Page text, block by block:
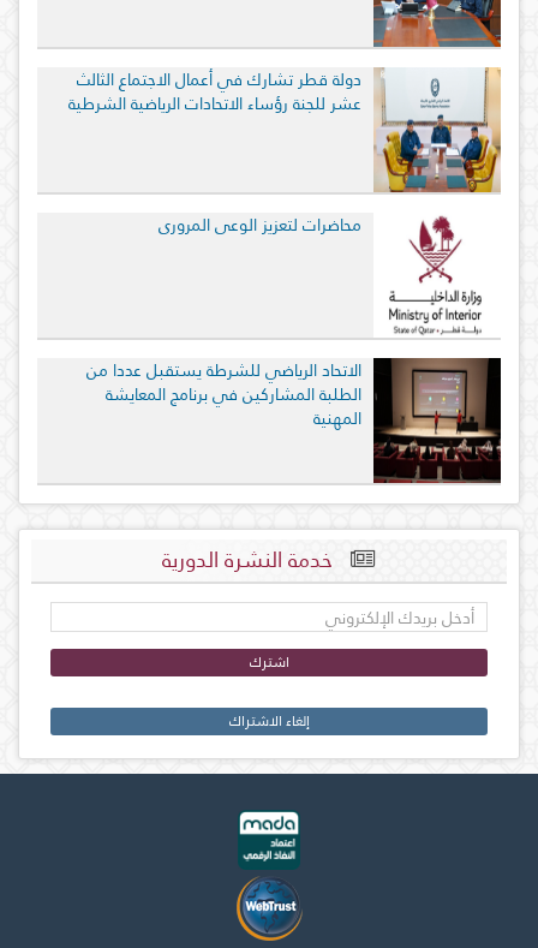
دولة قطر تشارك في أعمال الاجتماع الثالث
عشر للجنة رؤساء الاتحادات الرياضية الشرطية
محاضرات لتعزيز الوعي المروري
الاتحاد الرياضي للشرطة يستقبل عددا من
الطلبة المشاركين في برنامج المعايشة
المهنية
خدمة النشرة الدورية
اشترك
إلغاء الاشتراك